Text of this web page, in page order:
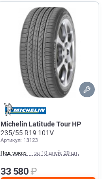
Michelin Latitude Tour HP
235/55 R19 101V
Артикул: 13123
Под заказ — за 10 дней: 20 шт.
33 580₽